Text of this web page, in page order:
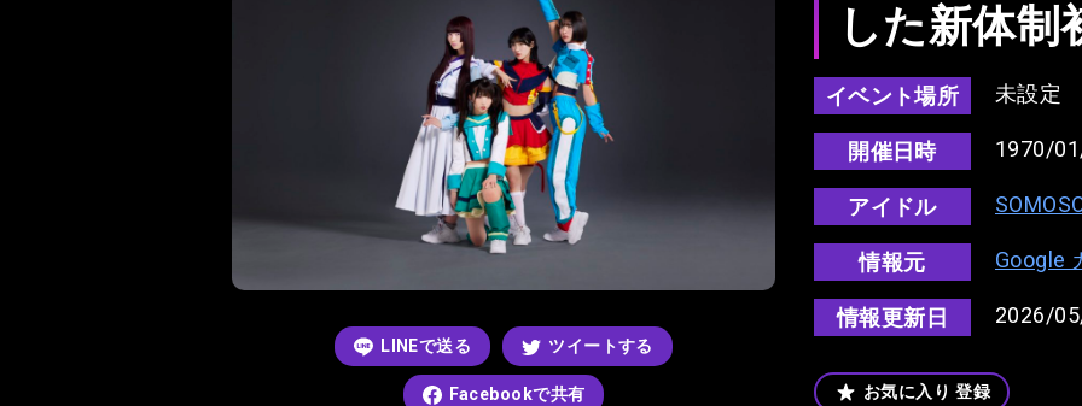
LINEで送る ツイートする
Facebookで共有
した新体制
イベント場所 未設定
開催日時 1970/
アイドル
情報元 Google
情報更新日 2026/
お気に入り 登録